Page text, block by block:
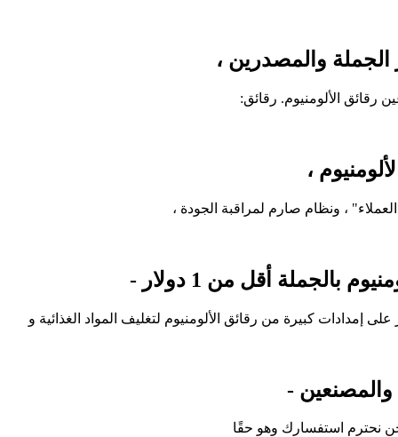
الجملة والمصدرين ،
رقائق الألومنيوم. رقائق:
،
، ونظام صارم لمراقبة الجودة ،
بالجملة أقل من 1 دولار -
إمدادات كبيرة من رقائق الألومنيوم لتغليف المواد الغذائية و
والمصنعين -
نحترم استفسارك وهو حقًا